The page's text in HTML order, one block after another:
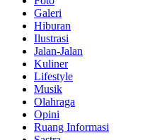
Galeri
Hiburan
Ilustrasi
Jalan-Jalan
Kuliner
Lifestyle
Musik
Olahraga
Opini
Ruang Informasi